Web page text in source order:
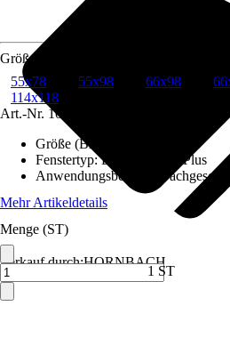
Verkauf durch:HORNBACH
Größe (BxH) in cm
55x78
55x98 66x98
114x118
Art.-Nr. 10567782
Größe (BxH) in cm
114x118
Fenstertyp:DFB-V Basic Plus
Anwendungsbereich
Mehr Artikeldetails
Menge (ST)
1 ST